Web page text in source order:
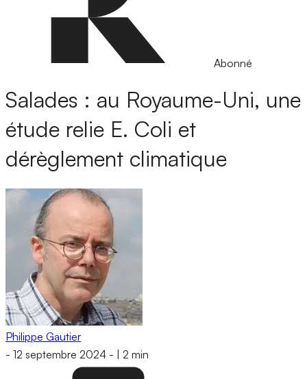
Abonné
Salades : au Royaume-Uni, une
étude relie E. Coli et
dérèglement climatique
Philippe Gautier
- 12 septembre 2024 - 2 min